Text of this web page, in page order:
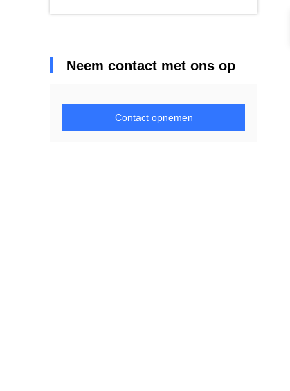
Neem contact met ons op
Contact opnemen